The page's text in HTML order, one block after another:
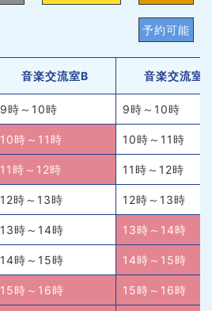
予約可能
音楽交流室B 音楽交流室C
9時～10時 9時～10時
10時～11時 10時～11時
11時～12時 11時～12時
12時～13時 12時～13時
13時～14時 13時～14時
14時～15時 14時～15時
15時～16時 15時～16時